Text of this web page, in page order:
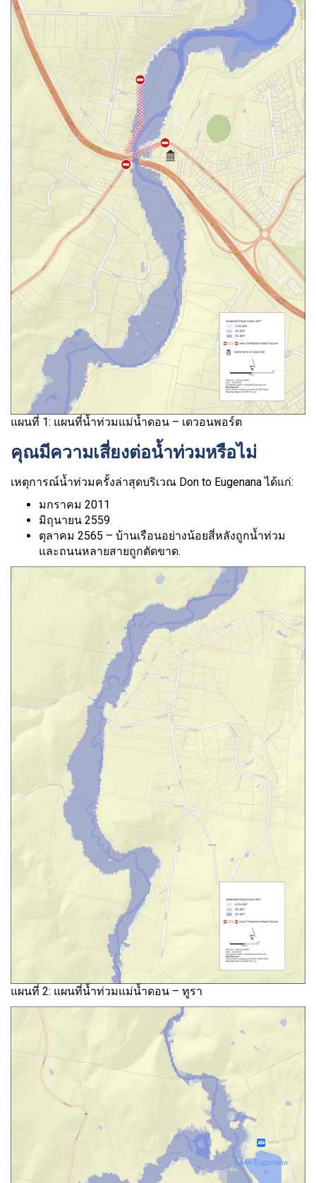
แผนที่ 1: แผนที่น้ำท่วมแม่น้ำดอน – เดวอนพอร์ต
คุณมีความเสี่ยงต่อน้ำท่วมหรือไม่
เหตุการณ์น้ำท่วมครั้งล่าสุดบริเวณ Don to Eugenana ได้แก่:
มกราคม 2011
มิถุนายน 2559
ตุลาคม 2565 – บ้านเรือนอย่างน้อยสี่หลังถูกน้ำท่วม
และถนนหลายสายถูกตัดขาด.
แผนที่ 2: แผนที่น้ำท่วมแม่น้ำดอน – ทูรา